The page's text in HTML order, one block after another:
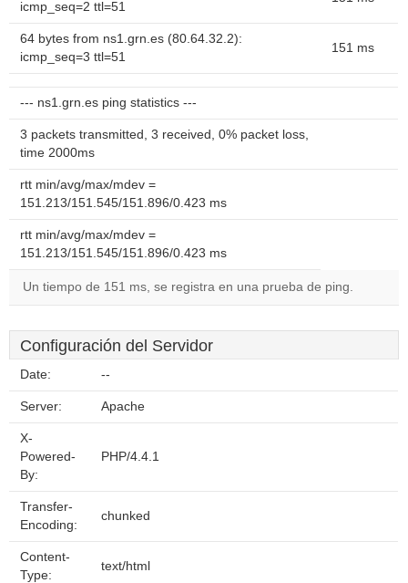
icmp_seq=2 ttl=51
64 bytes from ns1.grn.es (80.64.32.2):
icmp_seq=3 ttl=51
151 ms
--- ns1.grn.es ping statistics ---
3 packets transmitted, 3 received, 0% packet loss,
time 2000ms
rtt min/avg/max/mdev =
151.213/151.545/151.896/0.423 ms
rtt min/avg/max/mdev =
151.213/151.545/151.896/0.423 ms
Un tiempo de 151 ms, se registra en una prueba de ping.
Configuración del Servidor
Date: --
Server: Apache
X-
Powered-
By:
PHP/4.4.1
Transfer-
Encoding:
chunked
Content-
Type:
text/html